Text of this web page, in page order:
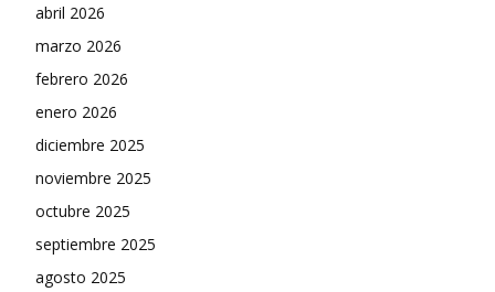
abril 2026
marzo 2026
febrero 2026
enero 2026
diciembre 2025
noviembre 2025
octubre 2025
septiembre 2025
agosto 2025